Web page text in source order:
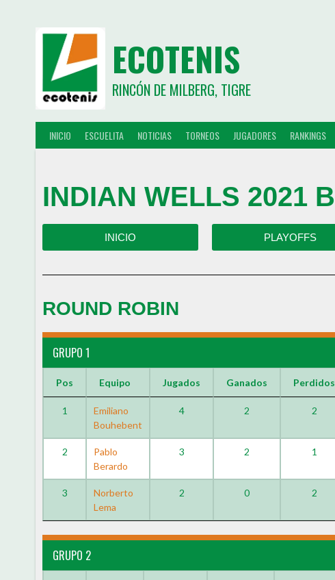
ECOTENIS
RINCÓN DE MILBERG, TIGRE
INICIO ESCUELITA NOTICIAS TORNEOS JUGADORES RANKINGS
INDIAN WELLS 2021 B
INICIO PLAYOFFS
ROUND ROBIN
GRUPO 1
Pos Equipo Jugados Ganados Perdidos
1
Emiliano
Bouhebent
4 2 2
2
Pablo
Berardo
3 2 1
3
Norberto
Lema
2 0 2
GRUPO 2